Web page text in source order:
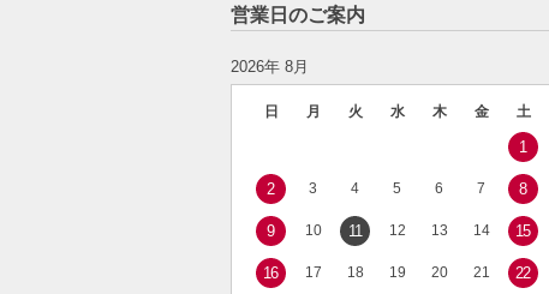
営業日のご案内
2026年 8月
日 月 火 水 木 金 土
1
2 3 4 5 6 7 8
9 10 11 12 13 14 15
16 17 18 19 20 21 22